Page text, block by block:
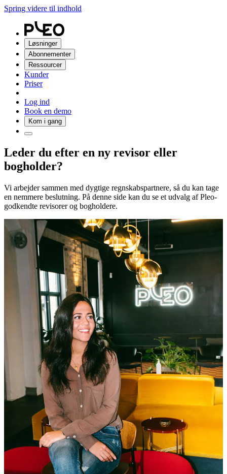
Spring videre til indhold
Løsninger
Abonnementer
Ressourcer
Kunder
Priser
Log ind
Book en demo
Kom i gang
Leder du efter en ny revisor eller
bogholder?
Vi arbejder sammen med dygtige regnskabspartnere, så du kan tage
en nemmere beslutning. På denne side kan du se et udvalg af Pleo-
godkendte revisorer og bogholdere.